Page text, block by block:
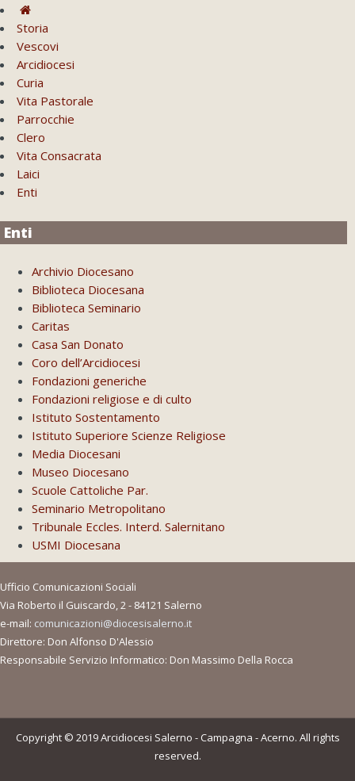
Storia
Vescovi
Arcidiocesi
Curia
Vita Pastorale
Parrocchie
Clero
Vita Consacrata
Laici
Enti
Enti
Archivio Diocesano
Biblioteca Diocesana
Biblioteca Seminario
Caritas
Casa San Donato
Coro dell’Arcidiocesi
Fondazioni generiche
Fondazioni religiose e di culto
Istituto Sostentamento
Istituto Superiore Scienze Religiose
Media Diocesani
Museo Diocesano
Scuole Cattoliche Par.
Seminario Metropolitano
Tribunale Eccles. Interd. Salernitano
USMI Diocesana
Ufficio Comunicazioni Sociali
Via Roberto il Guiscardo, 2 - 84121 Salerno
e-mail: comunicazioni@diocesisalerno.it
Direttore: Don Alfonso D'Alessio
Responsabile Servizio Informatico: Don Massimo Della Rocca
Copyright © 2019 Arcidiocesi Salerno - Campagna - Acerno. All rights
reserved.